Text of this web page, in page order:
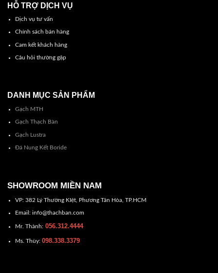
HỖ TRỢ DỊCH VỤ
Dịch vụ tư vấn
Chính sách bán hàng
Cam kết khách hàng
Câu hỏi thường gặp
DANH MỤC SẢN PHẨM
Gạch MTH
Gạch Thạch Bàn
Gạch Lustra
Đá Nung Kết Boride
SHOWROOM MIỀN NAM
VP: 382 Lý Thường KIệt, Phương Tân Hòa, TP.HCM
Email: info@thachban.com
Mr. Thành:056.312.4444
Ms. Thùy: 098.338.3379